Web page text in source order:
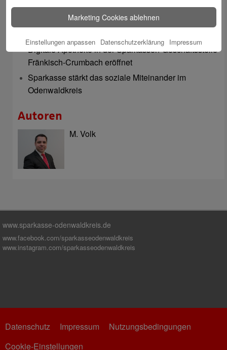
Herausragende Vertriebsleistung in Jahr 2025: Team
des ImmobilienCenter der Sparkasse Odenwaldkreis
Digitale Apotheke in der Sparkassen-Geschäftsstelle
Fränkisch-Crumbach eröffnet
Sparkasse stärkt das soziale Miteinander im
Odenwaldkreis
Autoren
M. Volk
www.sparkasse-odenwaldkreis.de
www.facebook.com/sparkasseodenwaldkreis
www.instagram.com/sparkasseodenwaldkreis
Datenschutz Impressum
Nutzungsbedingungen
Cookie-Einstellungen
Marketing Cookies ablehnen
Einstellungen anpassen Datenschutzerklärung Impressum